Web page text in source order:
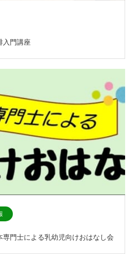
入門講座
専門士による乳幼児向けおはなし会